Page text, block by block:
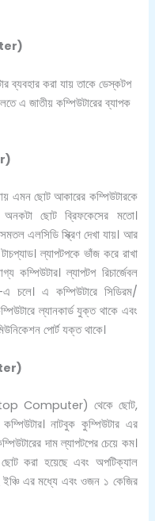
ব্যবহার করা যায় তাকে ডেস্কটপ
এ জাতীয় কম্পিউটারের ব্যাপক
এমন ছোট আকারের কম্পিউটারকে
ছোট ব্রিফকেসের মতো।
এলসিডি স্ক্রিণ দেখা যায়। আর
ল্যাপটপকে ভাঁজ করে রাখা
কম্পিউটার। ল্যাপটপ রিচার্জেবল
এ চলে। এ কম্পিউটারে সিডিরম/
ল্যানকার্ড যুক্ত থাকে এবং
পোর্ট যক্ত থাকে।
Computer) থেকে ছোট,
নাটবুক কুম্পিউটার এর
দাম ল্যাপটপের চেয়ে কম।
করা হয়েছে এবং অপটিক্যাল
ইঞ্চি এর মধ্যে এবং ওজন ১ কেজির